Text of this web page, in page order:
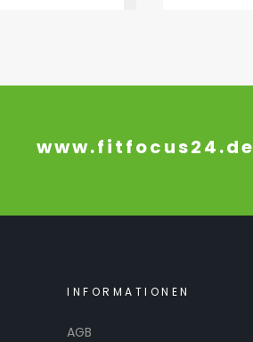
www.fitfocus24.de
INFORMATIONEN
AGB